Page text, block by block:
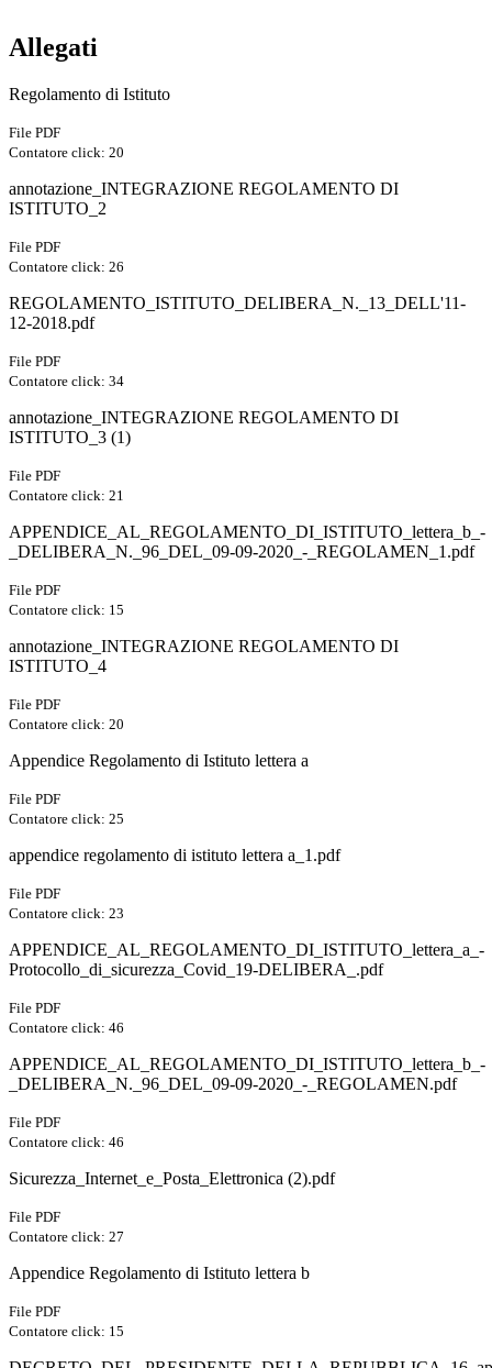
Allegati
Regolamento di Istituto
File PDF
Contatore click: 20
annotazione_INTEGRAZIONE REGOLAMENTO DI
ISTITUTO_2
File PDF
Contatore click: 26
REGOLAMENTO_ISTITUTO_DELIBERA_N._13_DELL'11-
12-2018.pdf
File PDF
Contatore click: 34
annotazione_INTEGRAZIONE REGOLAMENTO DI
ISTITUTO_3 (1)
File PDF
Contatore click: 21
APPENDICE_AL_REGOLAMENTO_DI_ISTITUTO_lettera_b_-
_DELIBERA_N._96_DEL_09-09-2020_-_REGOLAMEN_1.pdf
File PDF
Contatore click: 15
annotazione_INTEGRAZIONE REGOLAMENTO DI
ISTITUTO_4
File PDF
Contatore click: 20
Appendice Regolamento di Istituto lettera a
File PDF
Contatore click: 25
appendice regolamento di istituto lettera a_1.pdf
File PDF
Contatore click: 23
APPENDICE_AL_REGOLAMENTO_DI_ISTITUTO_lettera_a_-
Protocollo_di_sicurezza_Covid_19-DELIBERA_.pdf
File PDF
Contatore click: 46
APPENDICE_AL_REGOLAMENTO_DI_ISTITUTO_lettera_b_-
_DELIBERA_N._96_DEL_09-09-2020_-_REGOLAMEN.pdf
File PDF
Contatore click: 46
Sicurezza_Internet_e_Posta_Elettronica (2).pdf
File PDF
Contatore click: 27
Appendice Regolamento di Istituto lettera b
File PDF
Contatore click: 15